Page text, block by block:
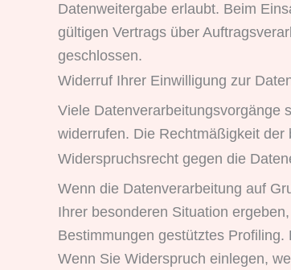
Datenweitergabe erlaubt. Beim
gültigen Vertrags über
geschlossen.
Widerruf Ihrer Einwilligung zur
Viele Datenverarbeitungsvorgänge
widerrufen. Die Rechtmäßigkeit
Widerspruchsrecht gegen die
Wenn die Datenverarbeitung auf
Ihrer besonderen Situation
Bestimmungen gestütztes
Wenn Sie Widerspruch einlegen,